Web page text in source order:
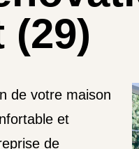
(29)
de votre maison
et
de